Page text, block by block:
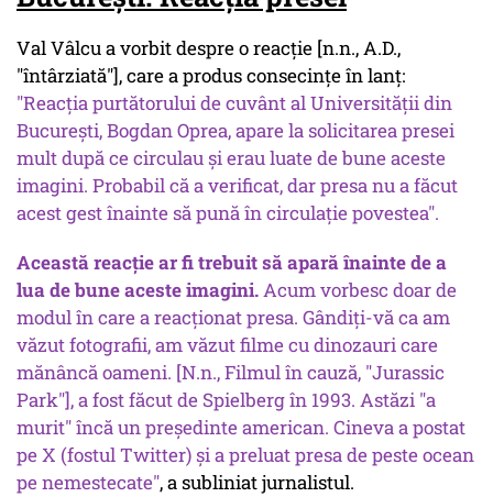
Val Vâlcu a vorbit despre o reacție [n.n., A.D.,
"întârziată"], care a produs consecințe în lanț:
"Reacția purtătorului de cuvânt al Universității din
București, Bogdan Oprea, apare la solicitarea presei
mult după ce circulau și erau luatede buneaceste
imagini. Probabil că a verificat, dar presa nu a făcut
acest gest înainte să pună în circulație povestea".
Această reacție ar fi trebuit să apară înainte de a
luade buneaceste imagini.Acum vorbesc doar de
modul în care a reacționat presa. Gândiți-vă ca am
văzut fotografii, am văzut filme cu dinozauri care
mănâncă oameni. [N.n.,Filmul în cauză, "Jurassic
Park"], a fost făcut de Spielberg în 1993. Astăzi "a
murit" încă un președinte american. Cineva a postat
pe X (fostul Twitter) și a preluat presa de peste ocean
pe nemestecate", a subliniat jurnalistul.